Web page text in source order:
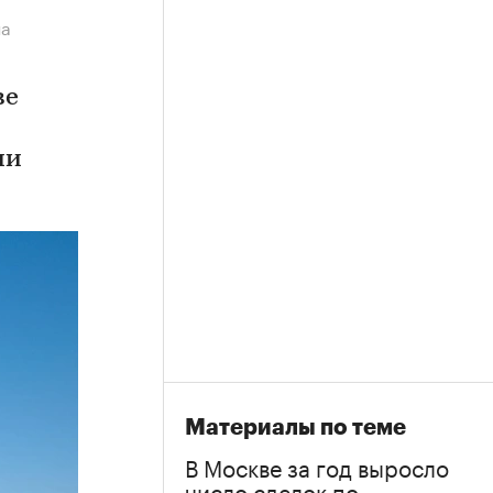
Материалы по теме
В Москве за год выросло